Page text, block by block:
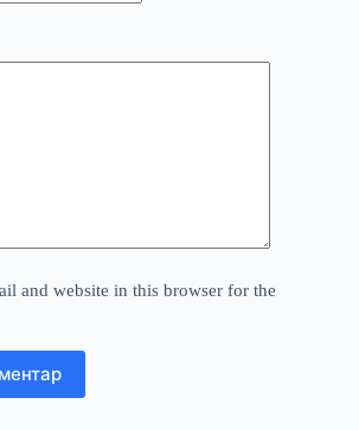
and website in this browser for the